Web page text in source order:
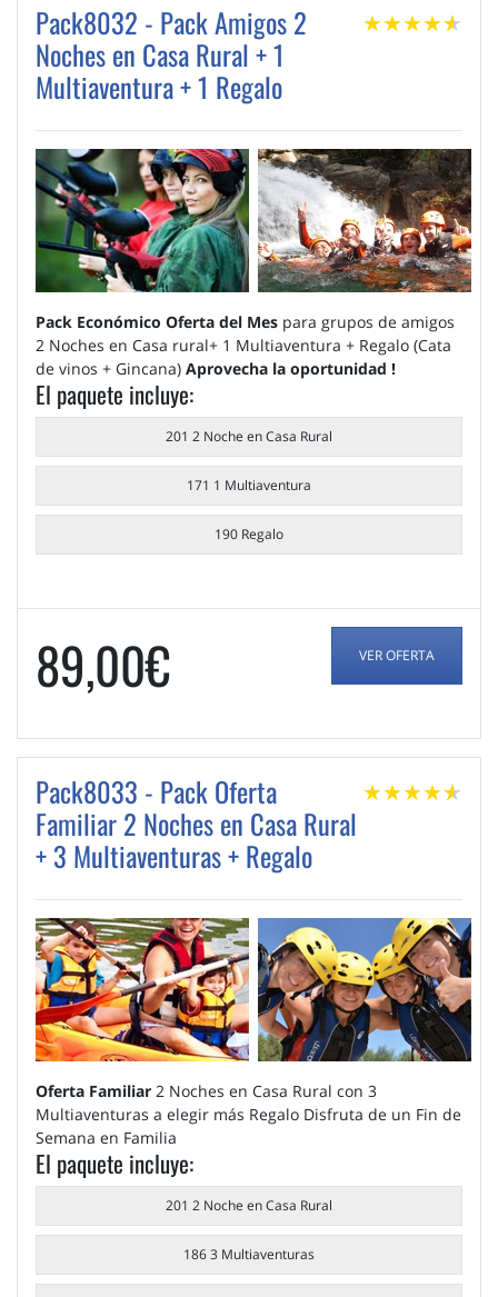
Pack8032 - Pack Amigos 2
Noches en Casa Rural + 1
Multiaventura + 1 Regalo
★★★★★
★
Pack Económico Oferta del Mes para grupos de amigos
2 Noches en Casa rural+ 1 Multiaventura + Regalo (Cata
de vinos + Gincana) Aprovecha la oportunidad !
El paquete incluye:
201 2 Noche en Casa Rural
171 1 Multiaventura
190 Regalo
89,00€ VER OFERTA
Pack8033 - Pack Oferta
Familiar 2 Noches en Casa Rural
+ 3 Multiaventuras + Regalo
★★★★★
★
Oferta Familiar 2 Noches en Casa Rural con 3
Multiaventuras a elegir más Regalo Disfruta de un Fin de
Semana en Familia
El paquete incluye:
201 2 Noche en Casa Rural
186 3 Multiaventuras